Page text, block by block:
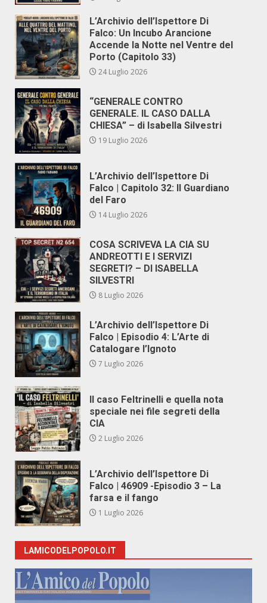
L’Archivio dell’Ispettore Di
Falco: Un Incubo Arancione
Accende la Notte nel Ventre del
Porto (Capitolo 33)
24 Luglio 2026
“GENERALE CONTRO
GENERALE. IL CASO DALLA
CHIESA” – di Isabella Silvestri
19 Luglio 2026
L’Archivio dell’Ispettore Di
Falco | Capitolo 32: Il Guardiano
del Faro
14 Luglio 2026
COSA SCRIVEVA LA CIA SU
ANDREOTTI E I SERVIZI
SEGRETI? – DI ISABELLA
SILVESTRI
8 Luglio 2026
L’Archivio dell’Ispettore Di
Falco | Episodio 4: L’Arte di
Catalogare l’Ignoto
7 Luglio 2026
Il caso Feltrinelli e quella nota
speciale nei file segreti della
CIA
2 Luglio 2026
L’Archivio dell’Ispettore Di
Falco | 46909 -Episodio 3 – La
farsa e il fango
1 Luglio 2026
LAMICODELPOPOLO.IT